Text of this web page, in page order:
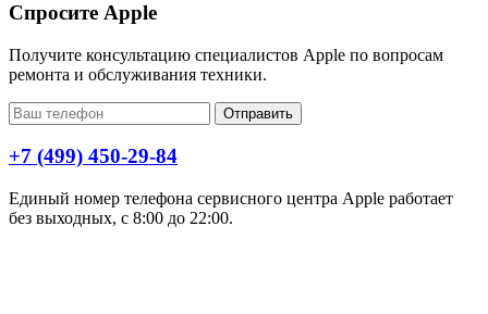
Спросите Apple
Получите консультацию специалистов Apple по вопросам
ремонта и обслуживания техники.
Отправить
+7 (499) 450-29-84
Единый номер телефона сервисного центра Apple работает
без выходных, с 8:00 до 22:00.